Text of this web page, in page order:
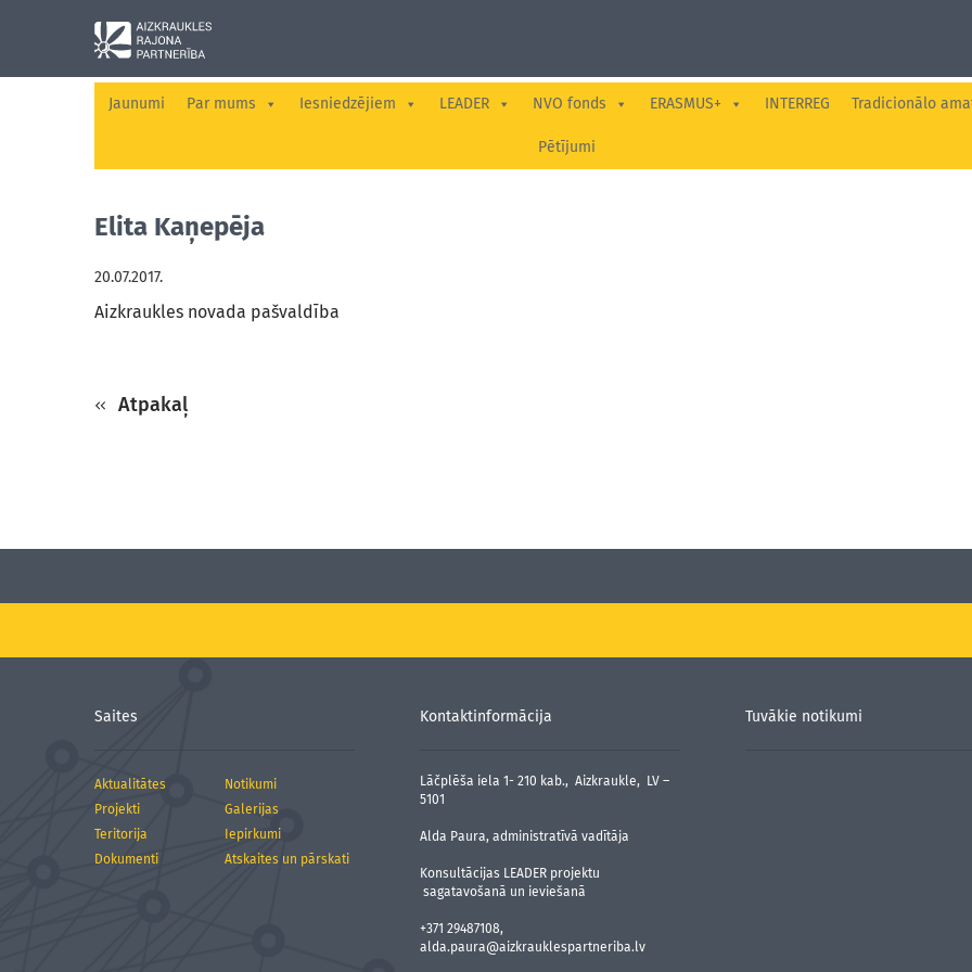
Jaunumi Par mums Iesniedzējiem LEADER NVO fonds ERASMUS+ INTERREG Tradicionālo
Pētījumi
Elita Kaņepēja
20.07.2017.
Aizkraukles novada pašvaldība
Atpakaļ
Saites
Aktualitātes
Notikumi
Projekti
Galerijas
Teritorija
Iepirkumi
Dokumenti
Atskaites un pārskati
Kontaktinformācija
Lāčplēša iela 1- 210 kab., Aizkraukle, LV –
5101
Alda Paura, administratīvā vadītāja
Konsultācijas LEADER projektu
sagatavošanā un ieviešanā
+371 29487108,
alda.paura@aizkrauklespartneriba.lv
Tuvākie notikumi